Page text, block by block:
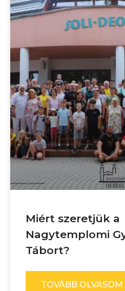
Miért szeretjük a
Nagytemplomi
Tábort?
TOVÁBB OLVASOM